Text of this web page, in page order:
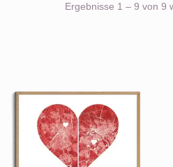
Ergebnisse 1 – 9 von 9